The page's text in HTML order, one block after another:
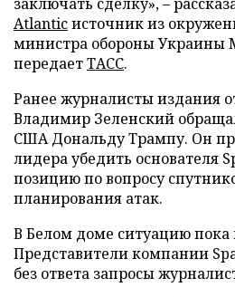
Atlanticисточник из
министра обороны Украины
передаетТАСС.
Ранее журналисты издания
Владимир Зеленский
США Дональду Трампу. Он
лидера убедить основателя
позицию по вопросу
планирования атак.
В Белом доме ситуацию
Представители компании
без ответа запросы